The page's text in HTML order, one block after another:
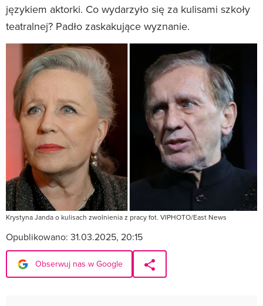
językiem aktorki. Co wydarzyło się za kulisami szkoły
teatralnej? Padło zaskakujące wyznanie.
Krystyna Janda o kulisach zwolnienia z pracy fot. VIPHOTO/East News
Opublikowano: 31.03.2025, 20:15
Obserwuj nas w Google